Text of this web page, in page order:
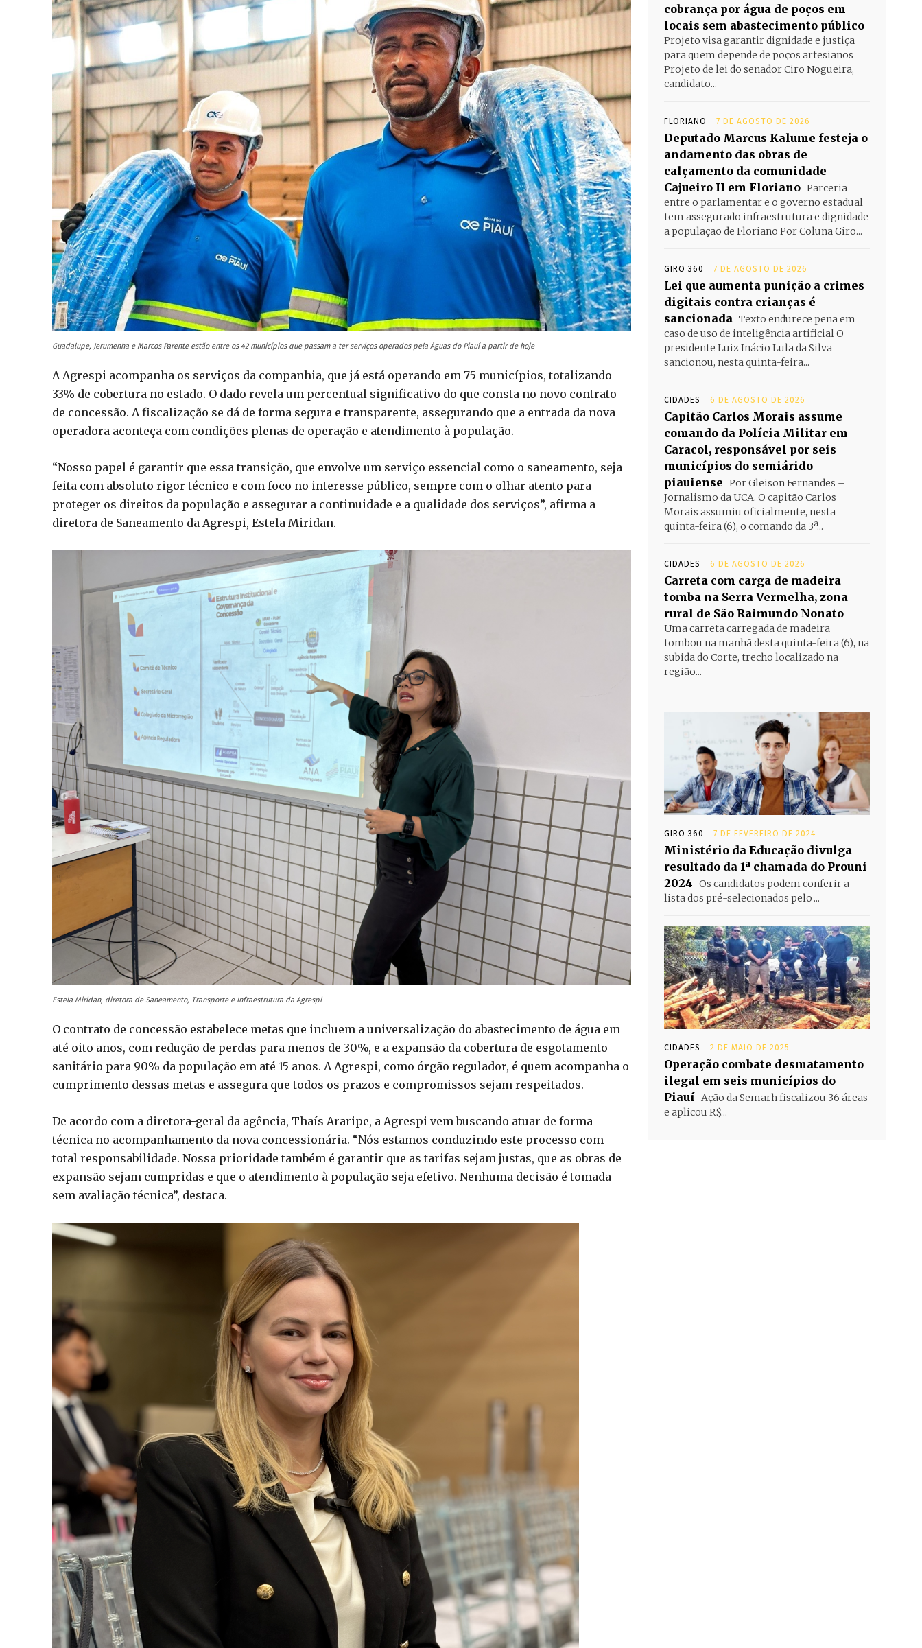
Guadalupe, Jerumenha e Marcos Parente estão entre os 42 municípios que passam a ter serviços operados pela Águas do Piauí a partir de hoje
A Agrespi acompanha os serviços da companhia, que já está operando em 75 municípios, totalizando
33% de cobertura no estado. O dado revela um percentual significativo do que consta no novo contrato
de concessão. A fiscalização se dá de forma segura e transparente, assegurando que a entrada da nova
operadora aconteça com condições plenas de operação e atendimento à população.
“Nosso papel é garantir que essa transição, que envolve um serviço essencial como o saneamento, seja
feita com absoluto rigor técnico e com foco no interesse público, sempre com o olhar atento para
proteger os direitos da população e assegurar a continuidade e a qualidade dos serviços”, afirma a
diretora de Saneamento da Agrespi, Estela Miridan.
Estela Miridan, diretora de Saneamento, Transporte e Infraestrutura da Agrespi
O contrato de concessão estabelece metas que incluem a universalização do abastecimento de água em
até oito anos, com redução de perdas para menos de 30%, e a expansão da cobertura de esgotamento
sanitário para 90% da população em até 15 anos. A Agrespi, como órgão regulador, é quem acompanha o
cumprimento dessas metas e assegura que todos os prazos e compromissos sejam respeitados.
De acordo com a diretora-geral da agência, Thaís Araripe, a Agrespi vem buscando atuar de forma
técnica no acompanhamento da nova concessionária. “Nós estamos conduzindo este processo com
total responsabilidade. Nossa prioridade também é garantir que as tarifas sejam justas, que as obras de
expansão sejam cumpridas e que o atendimento à população seja efetivo. Nenhuma decisão é tomada
sem avaliação técnica”, destaca.
cobrança por água de poços em
locais sem abastecimento público
Projeto visa garantir dignidade e justiça
para quem depende de poços artesianos
Projeto de lei do senador Ciro Nogueira,
candidato...
FLORIANO 7 DE AGOSTO DE 2026
Deputado Marcus Kalume festeja o
andamento das obras de
calçamento da comunidade
Cajueiro II em Floriano Parceria
entre o parlamentar e o governo estadual
tem assegurado infraestrutura e dignidade
a população de Floriano Por Coluna Giro...
GIRO 360 7 DE AGOSTO DE 2026
Lei que aumenta punição a crimes
digitais contra crianças é
sancionada Texto endurece pena em
caso de uso de inteligência artificial O
presidente Luiz Inácio Lula da Silva
sancionou, nesta quinta-feira...
CIDADES 6 DE AGOSTO DE 2026
Capitão Carlos Morais assume
comando da Polícia Militar em
Caracol, responsável por seis
municípios do semiárido
piauiense Por Gleison Fernandes –
Jornalismo da UCA. O capitão Carlos
Morais assumiu oficialmente, nesta
quinta-feira (6), o comando da 3ª...
CIDADES 6 DE AGOSTO DE 2026
Carreta com carga de madeira
tomba na Serra Vermelha, zona
rural de São Raimundo Nonato
Uma carreta carregada de madeira
tombou na manhã desta quinta-feira (6), na
subida do Corte, trecho localizado na
região...
GIRO 360 7 DE FEVEREIRO DE 2024
Ministério da Educação divulga
resultado da 1ª chamada do Prouni
2024 Os candidatos podem conferir a
lista dos pré-selecionados pelo ...
CIDADES 2 DE MAIO DE 2025
Operação combate desmatamento
ilegal em seis municípios do
Piauí Ação da Semarh fiscalizou 36 áreas
e aplicou R$...